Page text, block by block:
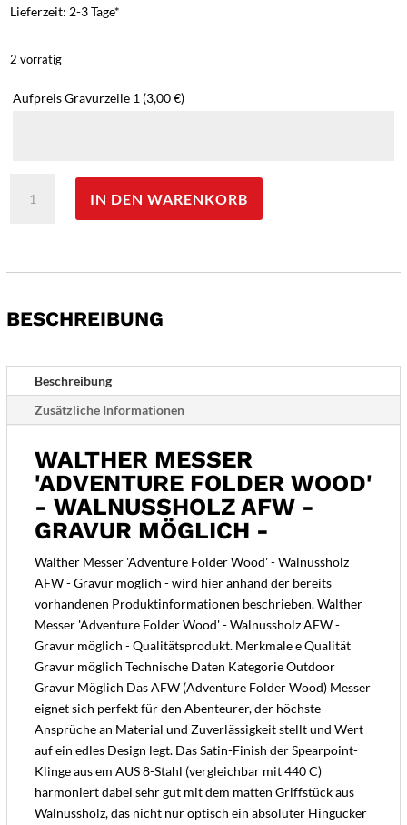
Lieferzeit: 2-3 Tage*
2 vorrätig
Aufpreis Gravurzeile 1 (3,00 €)
Messer
Walnussholz
AFW
Gravur
möglich
IN DEN WARENKORB
BESCHREIBUNG
Beschreibung
Zusätzliche Informationen
WALTHER MESSER
'ADVENTURE FOLDER WOOD'
- WALNUSSHOLZ AFW -
GRAVUR MÖGLICH -
Walther Messer 'Adventure Folder Wood' - Walnussholz
AFW - Gravur möglich - wird hier anhand der bereits
vorhandenen Produktinformationen beschrieben. Walther
Messer 'Adventure Folder Wood' - Walnussholz AFW -
Gravur möglich - Qualitätsprodukt. Merkmale e Qualität
Gravur möglich Technische Daten Kategorie Outdoor
Gravur Möglich Das AFW (Adventure Folder Wood) Messer
eignet sich perfekt für den Abenteurer, der höchste
Ansprüche an Material und Zuverlässigkeit stellt und Wert
auf ein edles Design legt. Das Satin-Finish der Spearpoint-
Klinge aus em AUS 8-Stahl (vergleichbar mit 440 C)
harmoniert dabei sehr gut mit dem matten Griffstück aus
Walnussholz, das nicht nur optisch ein absoluter Hingucker